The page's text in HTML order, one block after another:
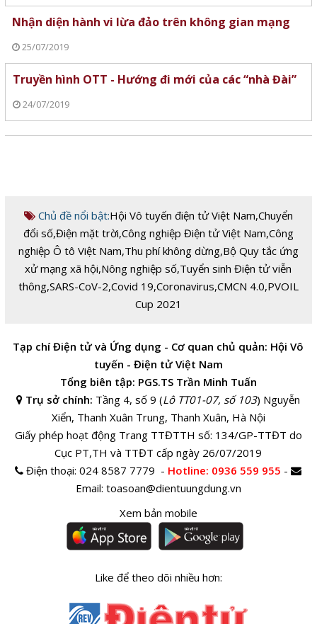
Nhận diện hành vi lừa đảo trên không gian mạng
25/07/2019
Truyền hình OTT - Hướng đi mới của các “nhà Đài”
24/07/2019
Chủ đề nổi bật:Hội Vô tuyến điện tử Việt Nam,Chuyển
đổi số,Điện mặt trời,Công nghiệp Điện tử Việt Nam,Công
nghiệp Ô tô Việt Nam,Thu phí không dừng,Bộ Quy tắc ứng
xử mạng xã hội,Nông nghiệp số,Tuyển sinh Điện tử viễn
thông,SARS-CoV-2,Covid 19,Coronavirus,CMCN 4.0,PVOIL
Cup 2021
Tạp chí Điện tử và Ứng dụng - Cơ quan chủ quản: Hội Vô
tuyến - Điện tử Việt Nam
Tổng biên tập: PGS.TS Trần Minh Tuấn
Trụ sở chính: Tầng 4, số 9 (Lô TT01-07, số 103) Nguyễn
Xiển, Thanh Xuân Trung, Thanh Xuân, Hà Nội
Giấy phép hoạt động Trang TTĐTTH số: 134/GP-TTĐT do
Cục PT,TH và TTĐT cấp ngày 26/07/2019
Điện thoại:024 8587 7779 - Hotline: 0936 559 955 -
Email: toasoan@dientuungdung.vn
Xem bản mobile
Like để theo dõi nhiều hơn: